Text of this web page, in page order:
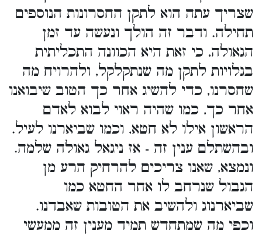
שצריך עתה הוא לתקן החסרונות הנוספים
תחילה. ודבר זה הולך ונעשה עד זמן
הגאולה, כי זאת היא הכוונה התכליתית
בגלויות לתקן מה שנתקלקל, ולהרויח מה
שחסרנו, כדי להשיג אחר כך הטוב שיבואנו
אחר כך, כמו שהיה ראוי לבוא לאדם
הראשון אילו לא חטא, וכמו שביארנו לעיל.
ובהשתלם ענין זה - אז ניגאל גאולה שלמה.
ונמצא, שאנו צריכים להרחיק הרע מן
הגבול שנרחב לו אחר החטא כמו
שביארנוג ולהשיב את הטובות שאבדנו.
וכפי מה שמתחדש תמיד מענין זה ממעשי